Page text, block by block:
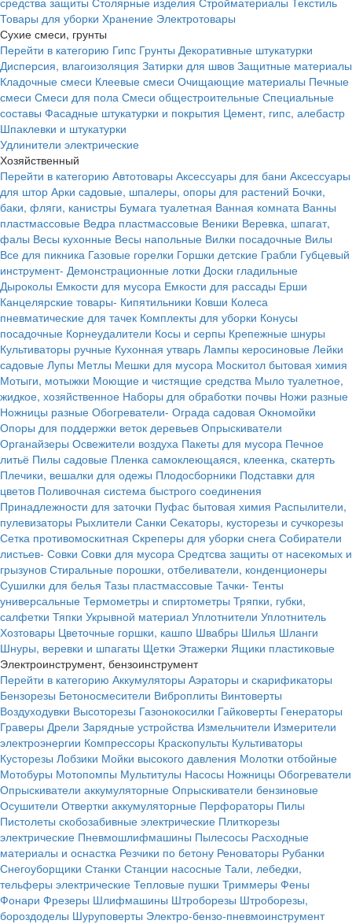
Товары для уборки Хранение Электротовары
Сухие смеси, грунты
Перейти в категорию Гипс Грунты Декоративные штукатурки
Дисперсия, влагоизоляция Затирки для швов Защитные материалы
Кладочные смеси Клеевые смеси Очищающие материалы Печные
смеси Смеси для пола Смеси общестроительные Специальные
составы Фасадные штукатурки и покрытия Цемент, гипс, алебастр
Шпаклевки и штукатурки
Удлинители электрические
Хозяйственный
Перейти в категорию Автотовары Аксессуары для бани Аксессуары
для штор Арки садовые, шпалеры, опоры для растений Бочки,
баки, фляги, канистры Бумага туалетная Ванная комната Ванны
пластмассовые Ведра пластмассовые Веники Веревка, шпагат,
фалы Весы кухонные Весы напольные Вилки посадочные Вилы
Все для пикника Газовые горелки Горшки детские Грабли Губцевый
инструмент- Демонстрационные лотки Доски гладильные
Дыроколы Емкости для мусора Емкости для рассады Ерши
Канцелярские товары- Кипятильники Ковши Колеса
пневматические для тачек Комплекты для уборки Конусы
посадочные Корнеудалители Косы и серпы Крепежные шнуры
Культиваторы ручные Кухонная утварь Лампы керосиновые Лейки
садовые Лупы Метлы Мешки для мусора Москитол бытовая химия
Мотыги, мотыжки Моющие и чистящие средства Мыло туалетное,
жидкое, хозяйственное Наборы для обработки почвы Ножи разные
Ножницы разные Обогреватели- Ограда садовая Окномойки
Опоры для поддержки веток деревьев Опрыскиватели
Органайзеры Освежители воздуха Пакеты для мусора Печное
литьё Пилы садовые Пленка самоклеющаяся, клеенка, скатерть
Плечики, вешалки для одежы Плодосборники Подставки для
цветов Поливочная система быстрого соединения
Принадлежности для заточки Пуфас бытовая химия Распылители,
пулевизаторы Рыхлители Санки Секаторы, кусторезы и сучкорезы
Сетка противомоскитная Скреперы для уборки снега Собиратели
листьев- Совки Совки для мусора Средтсва защиты от насекомых и
грызунов Стиральные порошки, отбеливатели, конденционеры
Сушилки для белья Тазы пластмассовые Тачки- Тенты
универсальные Термометры и спиртометры Тряпки, губки,
салфетки Тяпки Укрывной материал Уплотнители Уплотнитель
Хозтовары Цветочные горшки, кашпо Швабры Шилья Шланги
Шнуры, веревки и шпагаты Щетки Этажерки Ящики пластиковые
Электроинструмент, бензоинструмент
Перейти в категорию Аккумуляторы Аэраторы и скарификаторы
Бензорезы Бетоносмесители Виброплиты Винтоверты
Воздуходувки Высоторезы Газонокосилки Гайковерты Генераторы
Граверы Дрели Зарядные устройства Измельчители Измерители
электроэнергии Компрессоры Краскопульты Культиваторы
Кусторезы Лобзики Мойки высокого давления Молотки отбойные
Мотобуры Мотопомпы Мультитулы Насосы Ножницы Обогреватели
Опрыскиватели аккумуляторные Опрыскиватели бензиновые
Осушители Отвертки аккумуляторные Перфораторы Пилы
Пистолеты скобозабивные электрические Плиткорезы
электрические Пневмошлифмашины Пылесосы Расходные
материалы и оснастка Резчики по бетону Реноваторы Рубанки
Снегоуборщики Станки Станции насосные Тали, лебедки,
тельферы электрические Тепловые пушки Триммеры Фены
Фонари Фрезеры Шлифмашины Штроборезы Штроборезы,
бороздоделы Шуруповерты Электро-бензо-пневмоинструмент